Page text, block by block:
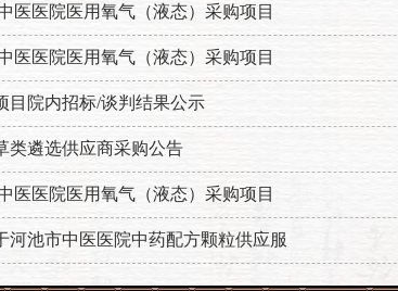
医医院医用氧气（液态）采购项目
医医院医用氧气（液态）采购项目
目院内招标/谈判结果公示
类遴选供应商采购公告
医医院医用氧气（液态）采购项目
河池市中医医院中药配方颗粒供应服